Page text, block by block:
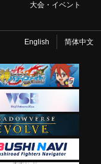
大会・イベント
English 简体中文